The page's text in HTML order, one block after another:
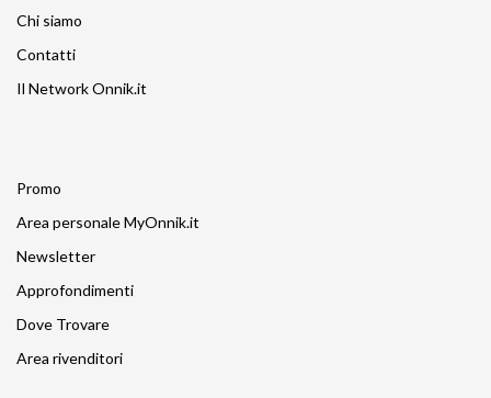
Chi siamo
Contatti
Il Network Onnik.it
Promo
Area personale MyOnnik.it
Newsletter
Approfondimenti
Dove Trovare
Area rivenditori